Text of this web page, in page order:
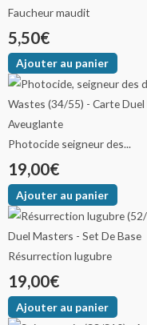
Faucheur maudit
5,50€
Ajouter au panier
Photocide seigneur des...
19,00€
Ajouter au panier
Résurrection lugubre
19,00€
Ajouter au panier